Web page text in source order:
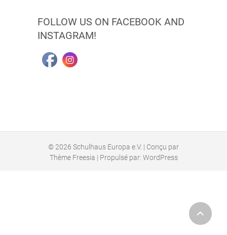
FOLLOW US ON FACEBOOK AND
INSTAGRAM!
© 2026 Schulhaus Europa e.V. | Conçu par
Thème Freesia | Propulsé par: WordPress